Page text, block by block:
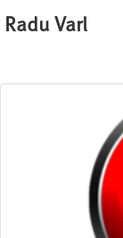
Radu Varl